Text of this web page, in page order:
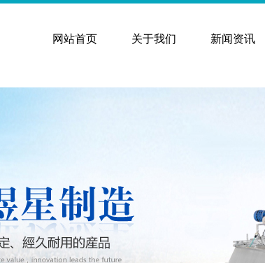
网站首页 关于我们 新闻资讯